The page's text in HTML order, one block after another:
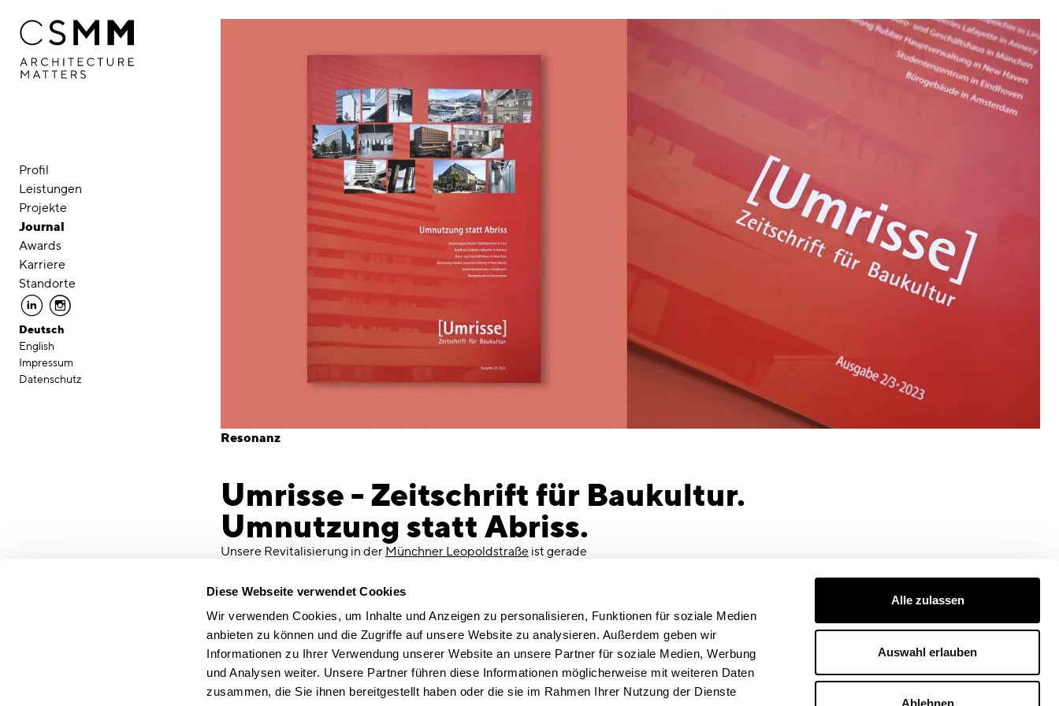
Diese Webseite verwendet Cookies
Wir verwenden Cookies, um Inhalte und Anzeigen zu personalisieren, Funktionen für soziale Medien
anbieten zu können und die Zugriffe auf unsere Website zu analysieren. Außerdem geben wir
Informationen zu Ihrer Verwendung unserer Website an unsere Partner für soziale Medien, Werbung
und Analysen weiter. Unsere Partner führen diese Informationen möglicherweise mit weiteren Daten
zusammen, die Sie ihnen bereitgestellt haben oder die sie im Rahmen Ihrer Nutzung der Dienste
Alle zulassen
Auswahl erlauben
Ablehnen
Profil
Leistungen
Projekte
Journal
Awards
Karriere
Standorte
linkedin instagram
Deutsch
English
Impressum
Datenschutz
Resonanz
Umrisse - Zeitschrift für Baukultur.
Umnutzung statt Abriss.
Unsere Revitalisierung in der Münchner Leopoldstraße ist gerade
wie wir die Bausubstanz des Bestandsgebäudes in bester Lage vis-a-
vis des Siegestores erhalten und in zeitgemäße Architektur
transferieren. Vielen Dank an die Redaktion für die schöne
Veröffentlichung, das freut uns sehr!
Nachhaltige Revitalisierung an prominenter Adresse
"Erhalt statt Abriss.
Statt den sanierungsbedürftigen und von der